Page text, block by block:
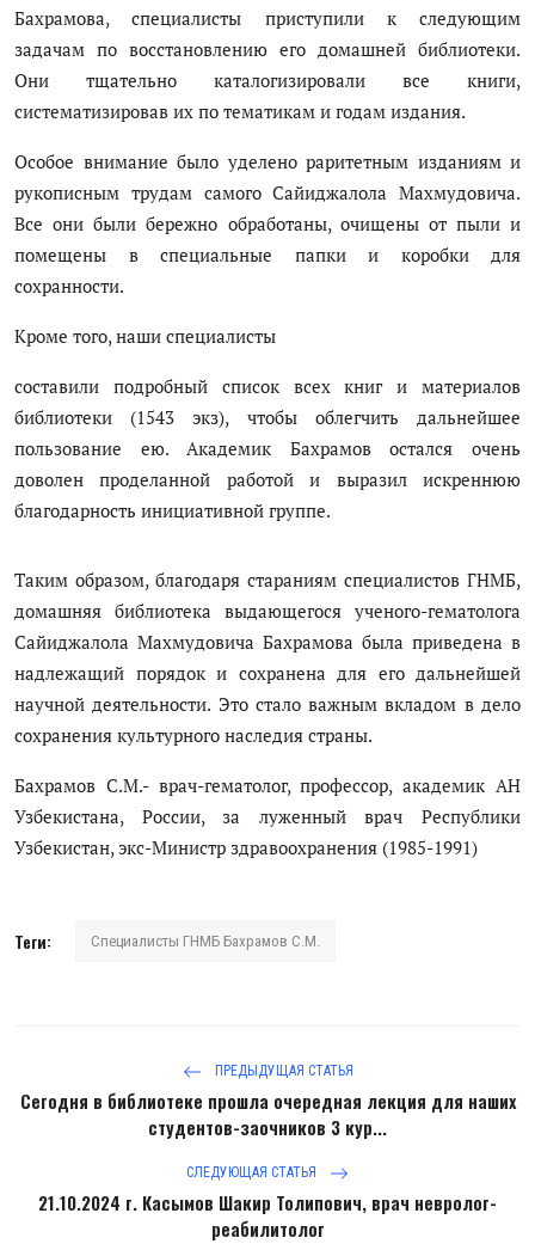
Бахрамова, специалисты приступили к следующим
задачам по восстановлению его домашней библиотеки.
Они тщательно каталогизировали все книги,
систематизировав их по тематикам и годам издания.
Особое внимание было уделено раритетным изданиям и
рукописным трудам самого Сайиджалола Махмудовича.
Все они были бережно обработаны, очищены от пыли и
помещены в специальные папки и коробки для
сохранности.
Кроме того, наши специалисты
составили подробный список всех книг и материалов
библиотеки (1543 экз), чтобы облегчить дальнейшее
пользование ею. Академик Бахрамов остался очень
доволен проделанной работой и выразил искреннюю
благодарность инициативной группе.
Таким образом, благодаря стараниям специалистов ГНМБ,
домашняя библиотека выдающегося ученого-гематолога
Сайиджалола Махмудовича Бахрамова была приведена в
надлежащий порядок и сохранена для его дальнейшей
научной деятельности. Это стало важным вкладом в дело
сохранения культурного наследия страны.
Бахрамов С.М.- врач-гематолог, профессор, академик АН
Узбекистана, России, за луженный врач Республики
Узбекистан, экс-Министр здравоохранения (1985-1991)
Теги: Специалисты ГНМБ Бахрамов С.М.
ПРЕДЫДУЩАЯ СТАТЬЯ
Сегодня в библиотеке прошла очередная лекция для наших
студентов-заочников 3 кур...
СЛЕДУЮЩАЯ СТАТЬЯ
21.10.2024 г. Касымов Шакир Толипович, врач невролог-
реабилитолог